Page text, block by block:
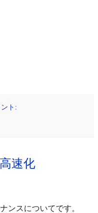
ト:
速化
ンスについてです。